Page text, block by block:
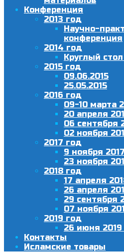
Конференция
2013 год
Научно-
конференция
2014 год
Круглый
2015 год
09.06.2015
25.05.2015
2016 год
09-10 марта
20 апреля
06 сентября
02 ноября
2017 год
9 ноября
23 ноября
2018 год
17 апреля
26 апреля
29 сентября
07 ноября
2019 год
26 июня 2019
Контакты
Исламские товары